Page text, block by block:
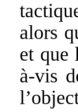
alors
et que
à-vis